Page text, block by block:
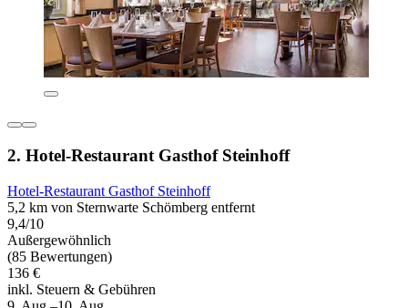
2. Hotel-Restaurant Gasthof Steinhoff
Hotel-Restaurant Gasthof Steinhoff
5,2 km von Sternwarte Schömberg entfernt
9,4/10
Außergewöhnlich
(85 Bewertungen)
136 €
inkl. Steuern & Gebühren